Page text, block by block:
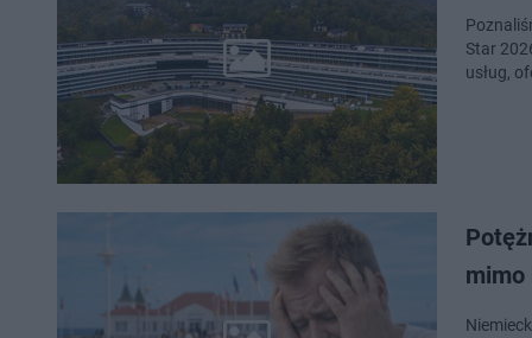
Star
usług,
mimo